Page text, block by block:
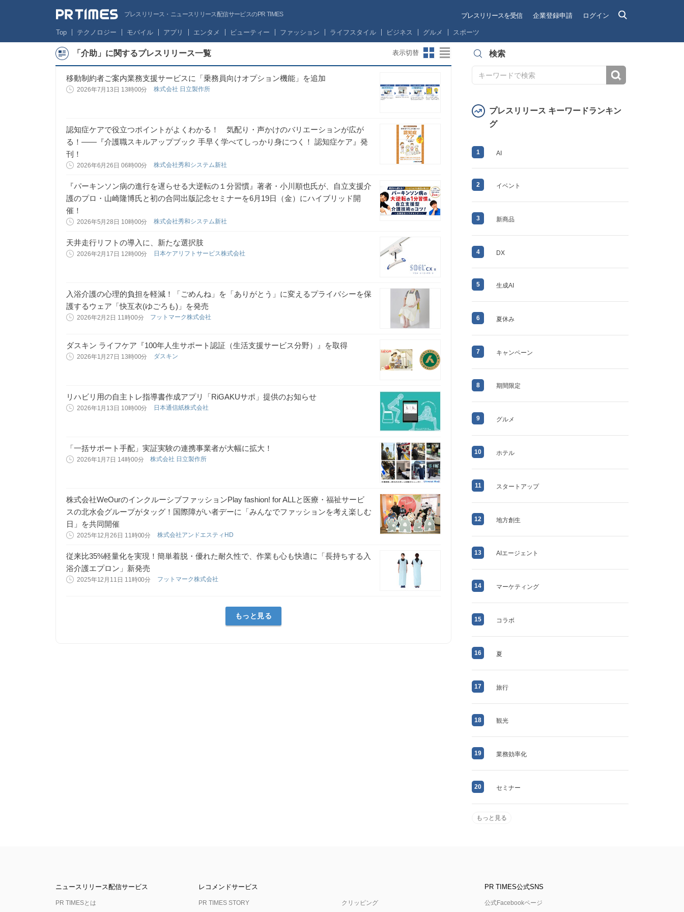
プレスリリース・ニュースリリース配信サービスのPR TIMES プレスリリースを受信 企業登録申請 ログイン
Top テクノロジー モバイル アプリ エンタメ ビューティー ファッション ライフスタイル ビジネス グルメ スポーツ
「介助」に関するプレスリリース一覧 表示切替
移動制約者ご案内業務支援サービスに「乗務員向けオプション機能」を追加
2026年7月13日 13時00分 株式会社 日立製作所
認知症ケアで役立つポイントがよくわかる！ 気配り・声かけのバリエーションが広が
る！――『介護職スキルアップブック 手早く学べてしっかり身につく！ 認知症ケア』発
刊！
2026年6月26日 06時00分 株式会社秀和システム新社
『パーキンソン病の進行を遅らせる大逆転の１分習慣』著者・小川順也氏が、自立支援介
護のプロ・山崎隆博氏と初の合同出版記念セミナーを6月19日（金）にハイブリッド開
催！
2026年5月28日 10時00分 株式会社秀和システム新社
天井走行リフトの導入に、新たな選択肢
2026年2月17日 12時00分 日本ケアリフトサービス株式会社
入浴介護の心理的負担を軽減！「ごめんね」を「ありがとう」に変えるプライバシーを保
護するウェア「快互衣(ゆごろも)」を発売
2026年2月2日 11時00分 フットマーク株式会社
ダスキン ライフケア『100年人生サポート認証（生活支援サービス分野）』を取得
2026年1月27日 13時00分 ダスキン
リハビリ用の自主トレ指導書作成アプリ「RiGAKUサポ」提供のお知らせ
2026年1月13日 10時00分 日本通信紙株式会社
「一括サポート手配」実証実験の連携事業者が大幅に拡大！
2026年1月7日 14時00分 株式会社 日立製作所
株式会社WeOurのインクルーシブファッションPlay fashion! for ALLと医療・福祉サービ
スの北水会グループがタッグ！国際障がい者デーに「みんなでファッションを考え楽しむ
日」を共同開催
2025年12月26日 11時00分 株式会社アンドエスティHD
従来比35%軽量化を実現！簡単着脱・優れた耐久性で、作業も心も快適に「長持ちする入
浴介護エプロン」新発売
2025年12月11日 11時00分 フットマーク株式会社
もっと見る
検索
プレスリリース キーワードランキン
グ
1 AI
2 イベント
3 新商品
4 DX
5 生成AI
6 夏休み
7 キャンペーン
8 期間限定
9 グルメ
10 ホテル
11 スタートアップ
12 地方創生
13 AIエージェント
14 マーケティング
15 コラボ
16 夏
17 旅行
18 観光
19 業務効率化
20 セミナー
もっと見る
ニュースリリース配信サービス
PR TIMESとは
レコメンドサービス
PR TIMES STORY クリッピング
PR TIMES公式SNS
公式Facebookページ